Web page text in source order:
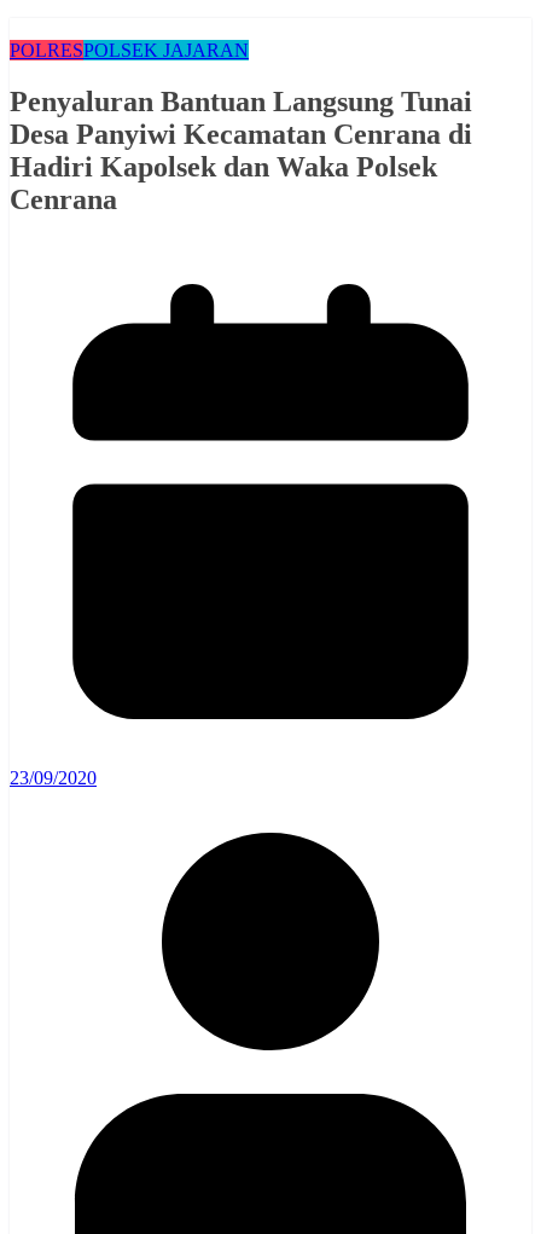
POLRESPOLSEK JAJARAN
Penyaluran Bantuan Langsung Tunai
Desa Panyiwi Kecamatan Cenrana di
Hadiri Kapolsek dan Waka Polsek
Cenrana
23/09/2020